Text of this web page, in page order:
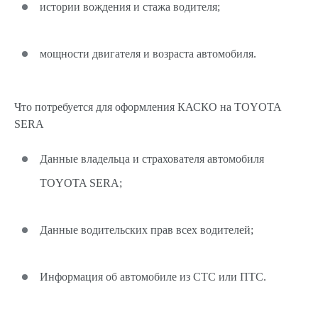
истории вождения и стажа водителя;
мощности двигателя и возраста автомобиля.
Что потребуется для оформления КАСКО на TOYOTA
SERA
Данные владельца и страхователя автомобиля
TOYOTA SERA;
Данные водительских прав всех водителей;
Информация об автомобиле из СТС или ПТС.